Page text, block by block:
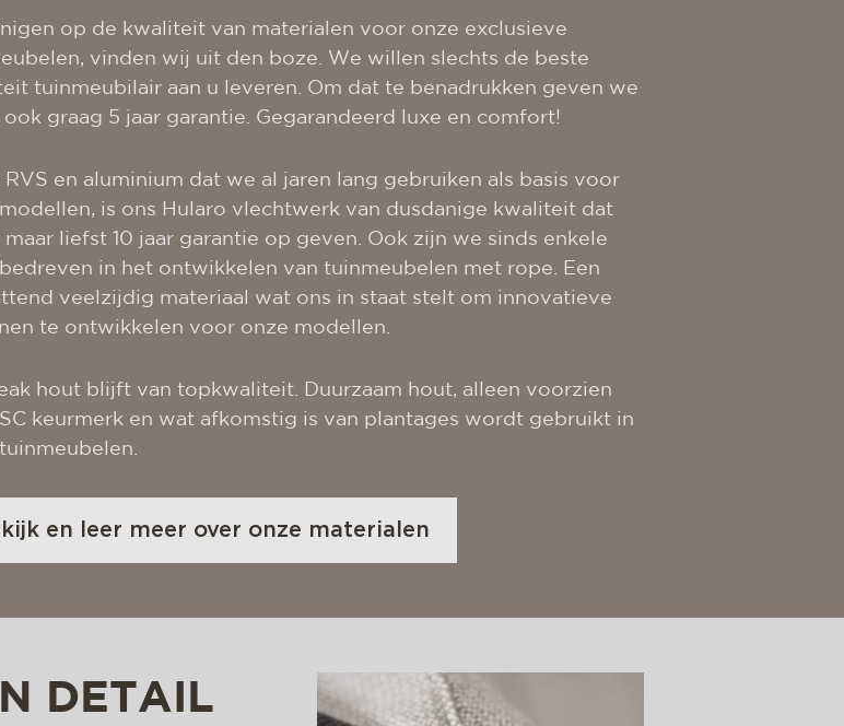
op de kwaliteit van materialen voor onze exclusieve
vinden wij uit den boze. We willen slechts de beste
tuinmeubilair aan u leveren. Om dat te benadrukken geven we
ook graag 5 jaar garantie. Gegarandeerd luxe en comfort!
RVS en aluminium dat we al jaren lang gebruiken als basis voor
is ons Hularo vlechtwerk van dusdanige kwaliteit dat
maar liefst 10 jaar garantie op geven. Ook zijn we sinds enkele
in het ontwikkelen van tuinmeubelen met rope. Een
veelzijdig materiaal wat ons in staat stelt om innovatieve
te ontwikkelen voor onze modellen.
hout blijft van topkwaliteit. Duurzaam hout, alleen voorzien
keurmerk en wat afkomstig is van plantages wordt gebruikt in
en leer meer over onze materialen
DETAIL